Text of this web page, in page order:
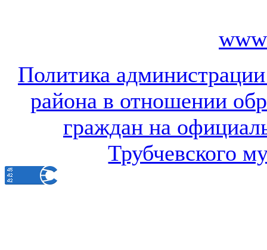
Политика
района в отношении
граждан на
Трубчевского